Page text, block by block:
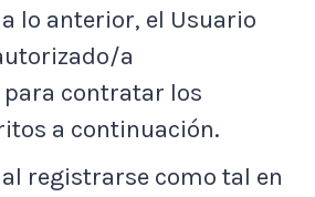
lo anterior, el Usuario
a
contratar los
a continuación.
registrarse como tal en